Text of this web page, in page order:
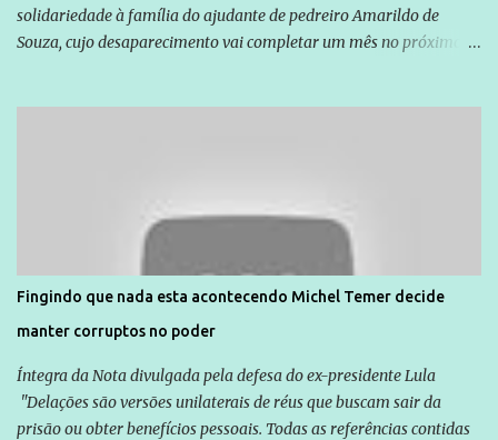
solidariedade à família do ajudante de pedreiro Amarildo de
Souza, cujo desaparecimento vai completar um mês no próximo
são vítimas de violência, estão em situação de risco ou têm seus
direitos violados. Leia mais: Anistia Internacional cobra do Brasil
solução do caso Amarildo - Terra Brasil
Fingindo que nada esta acontecendo Michel Temer decide
manter corruptos no poder
Íntegra da Nota divulgada pela defesa do ex-presidente Lula
"Delações são versões unilaterais de réus que buscam sair da
prisão ou obter benefícios pessoais. Todas as referências contidas